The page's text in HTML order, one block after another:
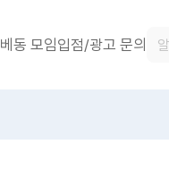
베동 모임입점/광고 문의